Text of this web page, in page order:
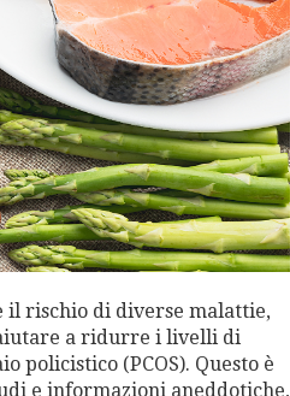
il rischio di diverse malattie,
a ridurre i livelli di
policistico (PCOS). Questo è
e informazioni aneddotiche,